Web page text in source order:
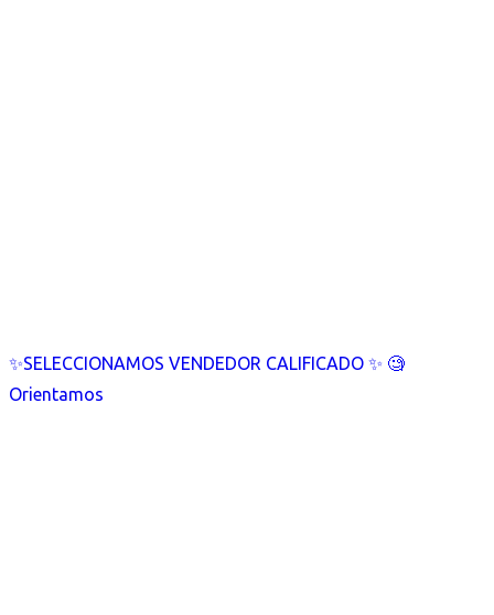
✨SELECCIONAMOS VENDEDOR CALIFICADO ✨ 🧐
Orientamos